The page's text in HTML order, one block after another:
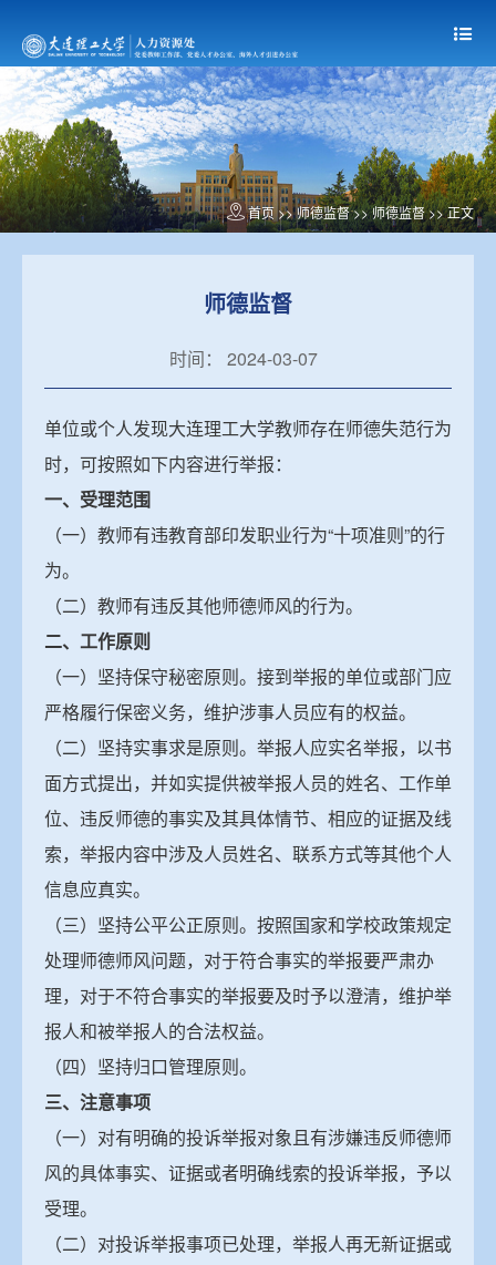
首页>> 师德监督 >>师德监督>> 正文
师德监督
时间： 2024-03-07
单位或个人发现大连理工大学教师存在师德失范行为
时，可按照如下内容进行举报：
一、受理范围
（一）教师有违教育部印发职业行为“十项准则”的行
为。
（二）教师有违反其他师德师风的行为。
二、工作原则
（一）坚持保守秘密原则。接到举报的单位或部门应
严格履行保密义务，维护涉事人员应有的权益。
（二）坚持实事求是原则。举报人应实名举报，以书
面方式提出，并如实提供被举报人员的姓名、工作单
位、违反师德的事实及其具体情节、相应的证据及线
索，举报内容中涉及人员姓名、联系方式等其他个人
信息应真实。
（三）坚持公平公正原则。按照国家和学校政策规定
处理师德师风问题，对于符合事实的举报要严肃办
理，对于不符合事实的举报要及时予以澄清，维护举
报人和被举报人的合法权益。
（四）坚持归口管理原则。
三、注意事项
（一）对有明确的投诉举报对象且有涉嫌违反师德师
风的具体事实、证据或者明确线索的投诉举报，予以
受理。
（二）对投诉举报事项已处理，举报人再无新证据或